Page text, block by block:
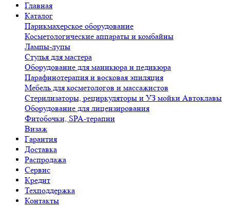
Главная
Каталог
Парикмахерское оборудование
Косметологические аппараты и комбайны
Лампы-лупы
Стулья для мастера
Оборудование для маникюра и педикюра
Парафинотерапия и восковая эпиляция
Мебель для косметологов и массажистов
Стерилизаторы, рециркуляторы и УЗ мойки Автоклавы
Оборудование для лицензирования
Фитобочки, SPA-терапии
Визаж
Гарантия
Доставка
Распродажа
Сервис
Кредит
Техподдержка
Контакты